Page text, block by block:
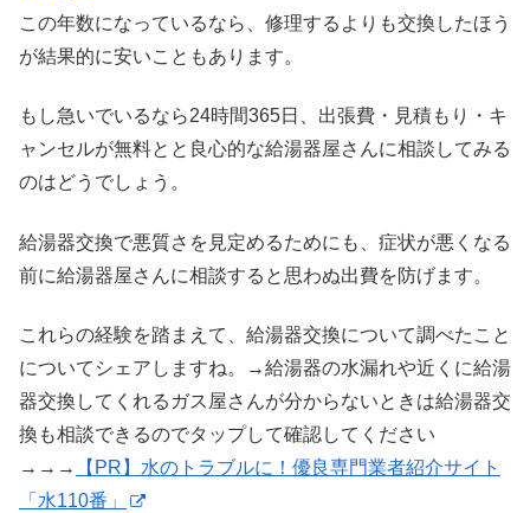
この年数になっているなら、修理するよりも交換したほう
が結果的に安いこともあります。
もし急いでいるなら24時間365日、出張費・見積もり・キ
ャンセルが無料とと良心的な給湯器屋さんに相談してみる
のはどうでしょう。
給湯器交換で悪質さを見定めるためにも、症状が悪くなる
前に給湯器屋さんに相談すると思わぬ出費を防げます。
これらの経験を踏まえて、給湯器交換について調べたこと
についてシェアしますね。→給湯器の水漏れや近くに給湯
器交換してくれるガス屋さんが分からないときは給湯器交
換も相談できるのでタップして確認してください
→→→
【PR】水のトラブルに！優良専門業者紹介サイト
「水110番」